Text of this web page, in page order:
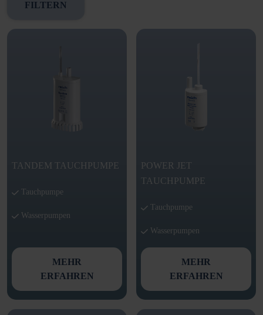
FILTERN
TANDEM TAUCHPUMPE
Tauchpumpe
Wasserpumpen
MEHR
ERFAHREN
POWER JET
TAUCHPUMPE
Tauchpumpe
Wasserpumpen
MEHR
ERFAHREN